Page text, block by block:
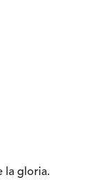
la gloria.